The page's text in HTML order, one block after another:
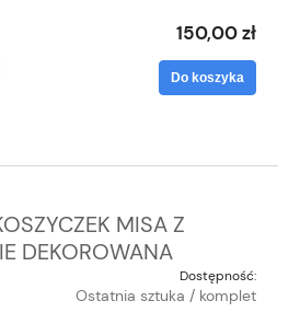
150,00 zł
Do koszyka
MISA Z
DEKOROWANA
Dostępność:
Ostatnia sztuka / komplet